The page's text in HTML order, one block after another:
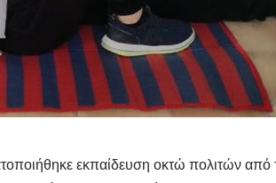
εκπαίδευση οκτώ πολιτών από